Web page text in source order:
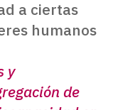
a ciertas
humanos
y
de